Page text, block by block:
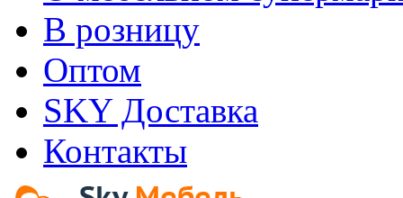
В розницу
Оптом
SKY Доставка
Контакты